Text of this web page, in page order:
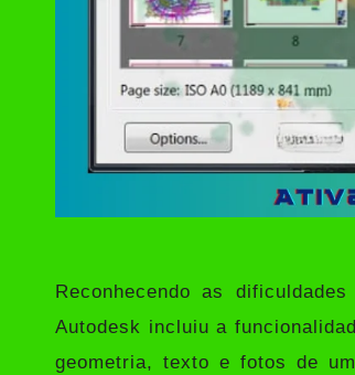
Reconhecendo as
Autodesk incluiu a
geometria, texto e fotos de